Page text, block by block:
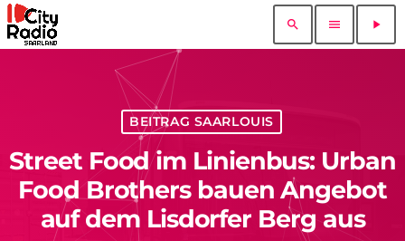
search menu play_arrow
BEITRAG SAARLOUIS
Street Food im Linienbus: Urban
Food Brothers bauen Angebot
auf dem Lisdorfer Berg aus